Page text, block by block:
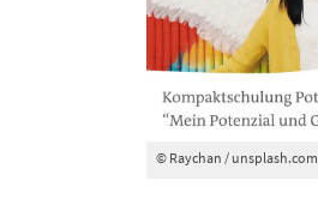
© Raychan / unsplash.com